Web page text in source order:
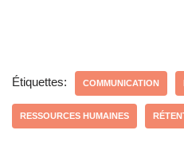
Étiquettes: COMMUNICATION
RESSOURCES HUMAINES